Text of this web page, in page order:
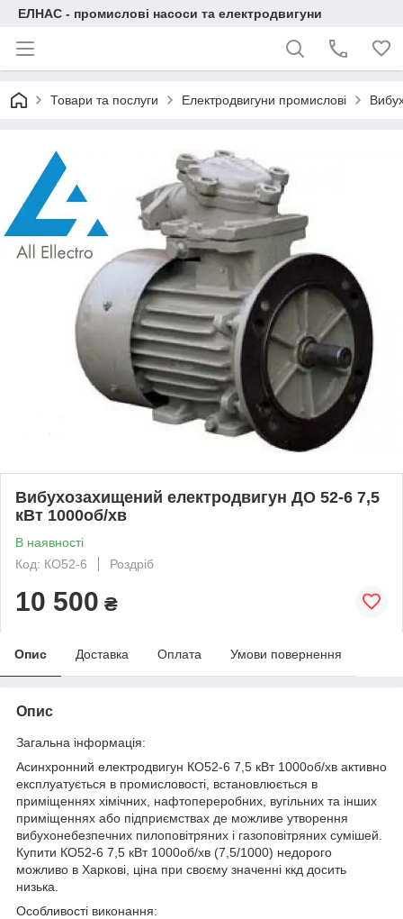
ЕЛНАС - промислові насоси та електродвигуни
Товари та послуги Електродвигуни промислові
Вибухозахищений електродвигун ДО 52-6 7,5
кВт 1000об/хв
В наявності
Код: КО52-6
Роздріб
10 500 ₴
Опис Доставка Оплата Умови повернення
Опис
Загальна інформація:
Асинхронний електродвигун КО52-6 7,5 кВт 1000об/хв активно
експлуатується в промисловості, встановлюється в
приміщеннях хімічних, нафтопереробних, вугільних та інших
приміщеннях або підприємствах де можливе утворення
вибухонебезпечних пилоповітряних і газоповітряних сумішей.
Купити КО52-6 7,5 кВт 1000об/хв (7,5/1000) недорого
можливо в Харкові, ціна при своєму значенні ккд досить
низька.
Особливості виконання: